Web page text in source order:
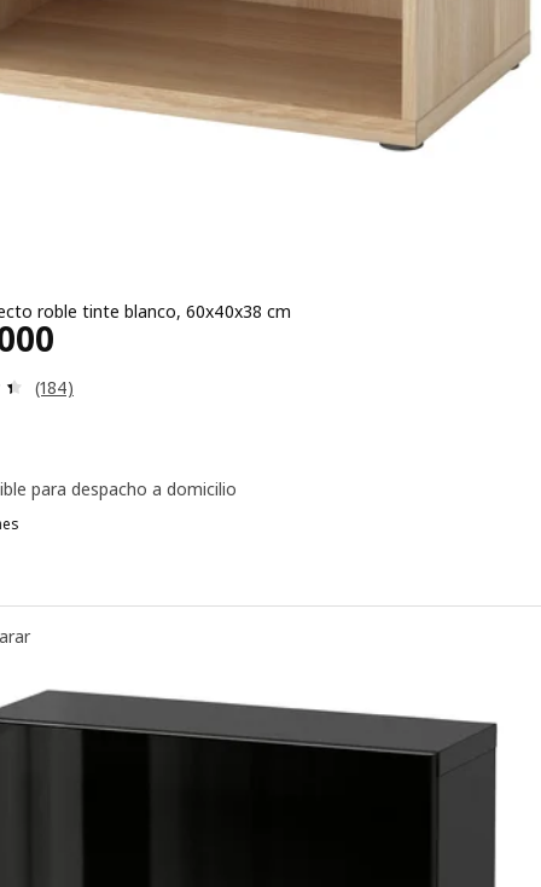
roble tinte blanco, 60x40x38 cm
$ 150000
Evaluación: 4.4 de 5 estrellas. Evaluaciones:
(184)
para despacho a domicilio
Marco, negro con café, 60x40x64 cm
Marco, negro con café, 60x40x38 cm
Marco, blanco, 60x40x192 cm
Marco, negro con café, 60x40x192 cm
Marco, blanco, 60x40x38 cm